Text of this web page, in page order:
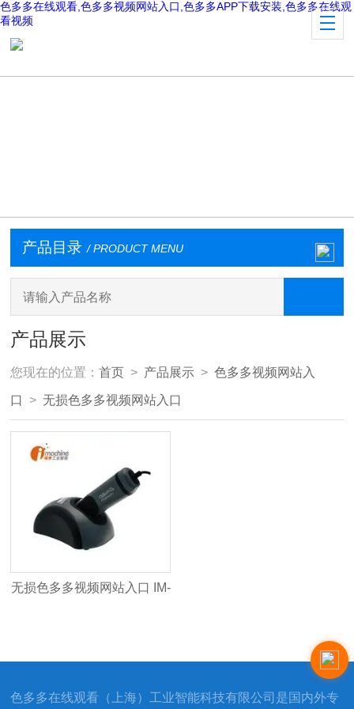
色多多在线观看,色多多视频网站入口,色多多APP下载安装,色多多在线观
看视频
产品目录 / PRODUCT MENU
产品展示
您现在的位置：首页 > 产品展示 >色多多视频网站入
口 > 无损色多多视频网站入口
无损色多多视频网站入口 IM-
色多多在线观看（上海）工业智能科技有限公司是国内外专